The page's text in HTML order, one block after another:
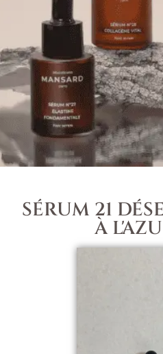
SÉRUM 21
À